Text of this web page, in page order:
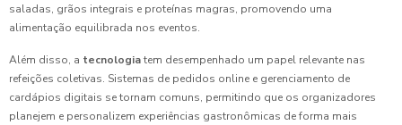
saladas, grãos integrais e proteínas magras, promovendo uma
alimentação equilibrada nos eventos.
Além disso, a tecnologiatem desempenhado um papel relevante nas
refeições coletivas. Sistemas de pedidos online e gerenciamento de
cardápios digitais se tornam comuns, permitindo que os organizadores
planejem e personalizem experiências gastronômicas de forma mais